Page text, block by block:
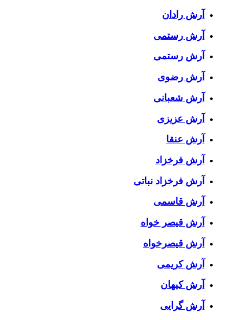
آرش رادان
آرش رستمى
آرش رستمی
آرش رضوی
آرش شعبانی
آرش عزیزی
آرش عنقا
آرش فرخزاد
آرش فرخزاد نباتی
آرش قاسمی
آرش قیصر خواه
آرش قیصرخواه
آرش کریمی
آرش کیهان
آرش گرایی